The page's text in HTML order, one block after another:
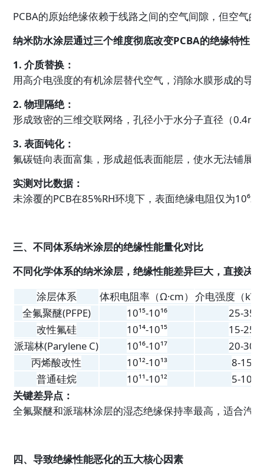
PCBA的原始绝缘依赖于线路之间的空气间隙，但空气
纳米防水涂层通过三个维度彻底改变PCBA的绝缘特性：
1. 介质替换：
用高介电强度的有机涂层替代空气，消除水膜形成的
2. 物理隔绝：
形成致密的三维交联网络，孔径小于水分子直径（
3. 表面钝化：
氟碳链向表面富集，形成超低表面能层，使水无法铺展
实测对比数据：
未涂覆的PCB在85%RH环境下，表面绝缘电阻仅为
三、不同体系纳米涂层的绝缘性能量化对比
不同化学体系的纳米涂层，绝缘性能差异巨大，直接决
涂层体系
体积电阻率（Ω·cm） 介电强度（
全氟聚醚(PFPE)
10¹⁵-10¹⁶
25-35
改性氟硅
10¹⁴-10¹⁵
15-25
派瑞林(Parylene C)
10¹⁶-10¹⁷
20-30
丙烯酸改性
10¹²-10¹³
8-15
普通硅烷
10¹¹-10¹²
5-10
关键差异点：
全氟聚醚和派瑞林涂层的湿态绝缘保持率最高，适合汽
四、导致绝缘性能恶化的五大核心因素